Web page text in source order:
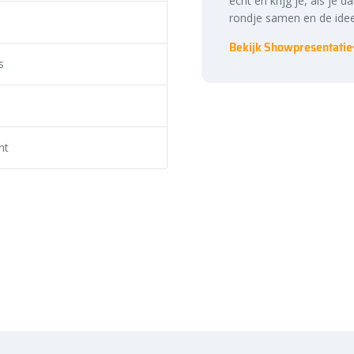
hebt, je kan altijd de
wij de populaire formaten op
rondje samen en de
Bekijk Showpresentatie